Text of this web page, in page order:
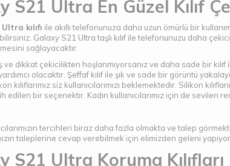
S21 Ultra En Güzel Kılıf
kılıfı ile akıllı telefonunuza daha uzun ömürlü bir
Galaxy S21 Ultra taşlı kılıf ile telefonunuzu daha
sağlayacaktır.
ve dikkat çekicilikten hoşlanmıyorsanız ve daha sade bir
olacaktır. Şeffaf kılıf ile şık ve sade bir görüntü
kılıflarımız siz kullanıcılarımızı beklemektedir. Silikon
edilen bir seçenektir. Kadın kullanıcılarımız için de
tercihleri biraz daha fazla olmakta ve talep
taleplerine cevap verebilmek için elimizden geleni
S21 Ultra Koruma Kılıfları